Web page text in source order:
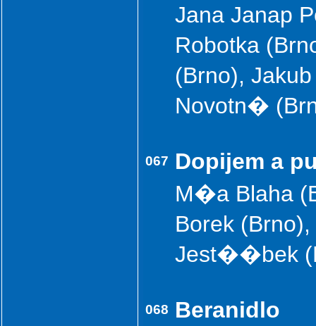
Jana Janap
Robotka
(Brno),
Novotn�
067 Dopijem a
M�a Blaha
Borek
Jest��bek
068 Beranidlo